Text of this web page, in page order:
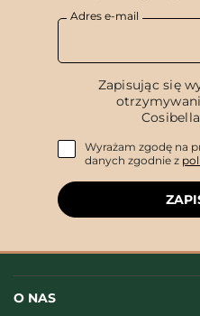
Adres e-mail
Zapisując się
Wyrażam zgodę na
danych zgodnie z
O NAS